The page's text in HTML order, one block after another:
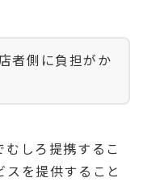
者側に負担がか
しろ提携するこ
を提供すること